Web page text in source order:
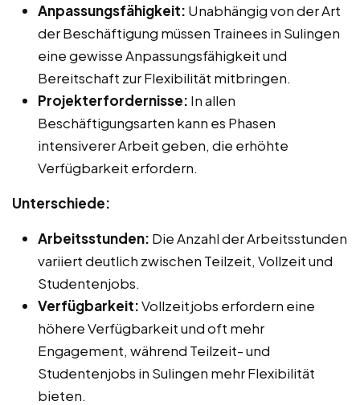
Anpassungsfähigkeit: Unabhängig von der Art
der Beschäftigung müssen Trainees in Sulingen
eine gewisse Anpassungsfähigkeit und
Bereitschaft zur Flexibilität mitbringen.
Projekterfordernisse: In allen
Beschäftigungsarten kann es Phasen
intensiverer Arbeit geben, die erhöhte
Verfügbarkeit erfordern.
Unterschiede:
Arbeitsstunden: Die Anzahl der Arbeitsstunden
variiert deutlich zwischen Teilzeit, Vollzeit und
Studentenjobs.
Verfügbarkeit:Vollzeitjobs erfordern eine
höhere Verfügbarkeit und oft mehr
Engagement, während Teilzeit- und
Studentenjobs in Sulingen mehr Flexibilität
bieten.